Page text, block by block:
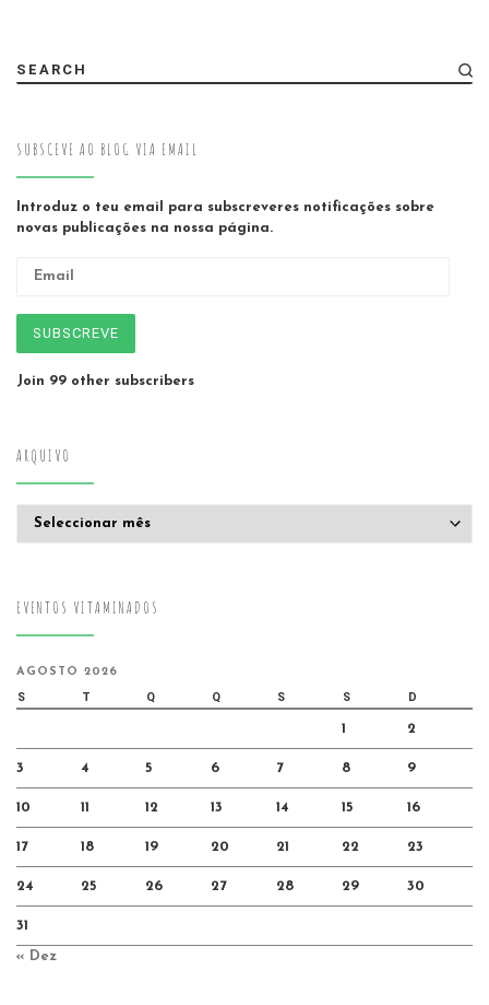
SEARCH
SUBSCEVE AO BLOG VIA EMAIL
Introduz o teu email para subscreveres notificações sobre
novas publicações na nossa página.
SUBSCREVE
Join 99 other subscribers
ARQUIVO
EVENTOS VITAMINADOS
AGOSTO 2026
S T Q Q S S D
1 2
3 4 5 6 7 8 9
10 11 12 13 14 15 16
17 18 19 20 21 22 23
24 25 26 27 28 29 30
31
« Dez